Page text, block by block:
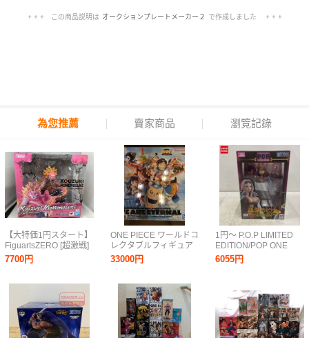
+ + + この商品説明は オークションプレートメーカー２
で作成しました + + +
為您推薦 賣家商品 瀏覽記錄
【大特価1円スタート】
FiguartsZERO [超激戦]
光月モモの助 -双龍図-
ワンピース
7700円
ONE PIECE ワールドコ
レクタブルフィギュア
PREMIUM -WE ARE
ETERNAL-他一番くじB
ブル8点
33000円
1円～ P.O.P LIMITED
EDITION/POP ONE
PIECE 黒檻のヒナ 再販
6055円